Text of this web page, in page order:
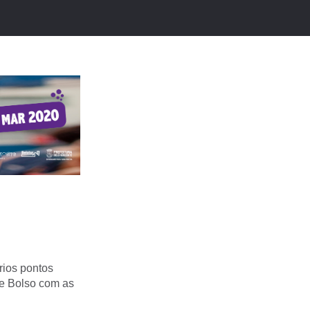
pontos
Bolso com as